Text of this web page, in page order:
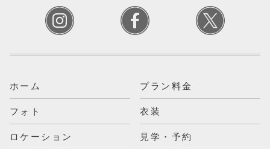
ホーム プラン料金
フォト 衣装
ロケーション 見学・予約